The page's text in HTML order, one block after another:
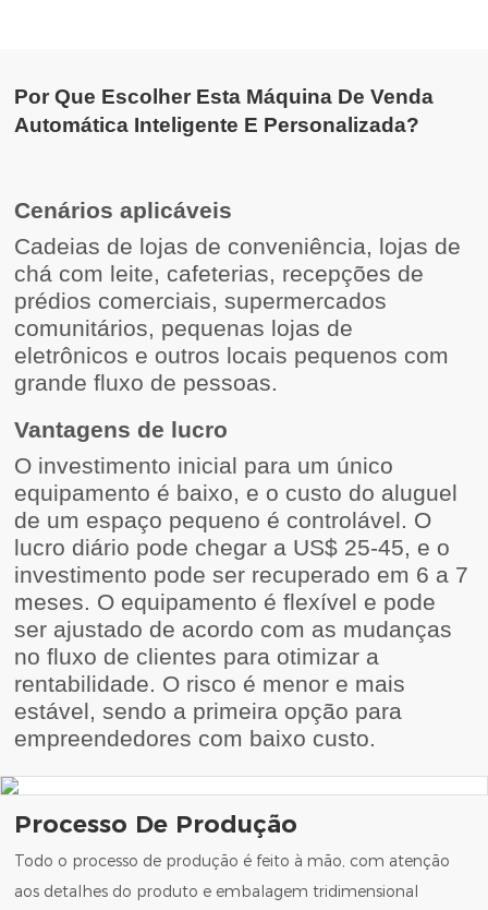
Por Que Escolher Esta Máquina De Venda
Automática Inteligente E Personalizada?
Cenários aplicáveis
Cadeias de lojas de conveniência, lojas de
chá com leite, cafeterias, recepções de
prédios comerciais, supermercados
comunitários, pequenas lojas de
eletrônicos e outros locais pequenos com
grande fluxo de pessoas.
Vantagens de lucro
O investimento inicial para um único
equipamento é baixo, e o custo do aluguel
de um espaço pequeno é controlável. O
lucro diário pode chegar a US$ 25-45, e o
investimento pode ser recuperado em 6 a 7
meses. O equipamento é flexível e pode
ser ajustado de acordo com as mudanças
no fluxo de clientes para otimizar a
rentabilidade. O risco é menor e mais
estável, sendo a primeira opção para
empreendedores com baixo custo.
Processo De Produção
Todo o processo de produção é feito à mão, com atenção
aos detalhes do produto e embalagem tridimensional